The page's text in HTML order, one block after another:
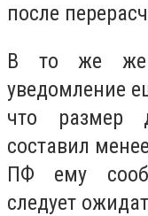
после
В то же же
уведомление
что размер
составил
ПФ ему
следует